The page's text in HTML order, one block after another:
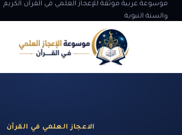
موسوعة عربية موثقة للإعجاز العلمي في القرآن الكريم
والسنة النبوية
الاعجاز العلمي في القرآن